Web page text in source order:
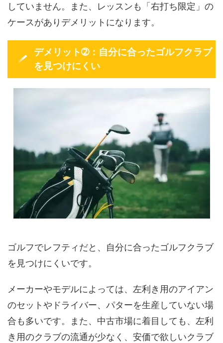
していません。また、レッスンも「右打ち限定」の
ケースがありデメリットになります。
デメリット➁：自分に合ったゴルフクラブ
を見つけにくい
ゴルフでレフティだと、自分に合ったゴルフクラブ
を見つけにくいです。
メーカーやモデルによっては、左利き用のアイアン
のセットやドライバー、パターを生産していない場
合も多いです。また、中古市場に着目しても、左利
き用のクラブの流通が少なく、安価で欲しいクラブ